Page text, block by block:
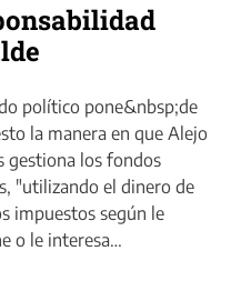
político pone&nbsp;de
la manera en que Alejo
gestiona los fondos
"utilizando el dinero de
impuestos según le
o le interesa…